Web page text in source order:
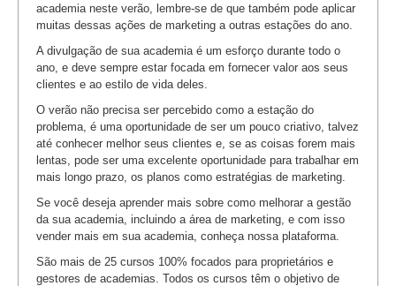
academia neste verão, lembre-se de que também pode aplicar
muitas dessas ações de marketing a outras estações do ano.
A divulgação de sua academia é um esforço durante todo o
ano, e deve sempre estar focada em fornecer valor aos seus
clientes e ao estilo de vida deles.
O verão não precisa ser percebido como a estação do
problema, é uma oportunidade de ser um pouco criativo, talvez
até conhecer melhor seus clientes e, se as coisas forem mais
lentas, pode ser uma excelente oportunidade para trabalhar em
mais longo prazo, os planos como estratégias de marketing.
Se você deseja aprender mais sobre como melhorar a gestão
da sua academia, incluindo a área de marketing, e com isso
vender mais em sua academia, conheça nossa plataforma.
São mais de 25 cursos 100% focados para proprietários e
gestores de academias. Todos os cursos têm o objetivo de